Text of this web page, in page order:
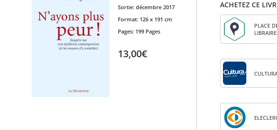
Sortie: décembre 2017
Format: 126 x 191 cm
Pages: 199 Pages
13,00€
ACHETEZ CE
PLACE